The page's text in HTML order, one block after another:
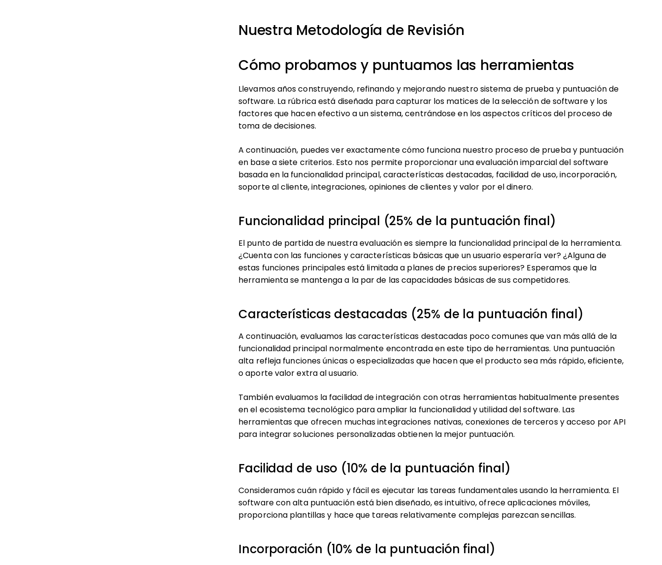
Nuestra Metodología de Revisión
Cómo probamos y puntuamos las herramientas
Llevamos años construyendo, refinando y mejorando nuestro sistema de prueba y puntuación de
software. La rúbrica está diseñada para capturar los matices de la selección de software y los
factores que hacen efectivo a un sistema, centrándose en los aspectos críticos del proceso de
toma de decisiones.
A continuación, puedes ver exactamente cómo funciona nuestro proceso de prueba y puntuación
en base a siete criterios. Esto nos permite proporcionar una evaluación imparcial del software
basada en la funcionalidad principal, características destacadas, facilidad de uso, incorporación,
soporte al cliente, integraciones, opiniones de clientes y valor por el dinero.
Funcionalidad principal (25% de la puntuación final)
El punto de partida de nuestra evaluación es siempre la funcionalidad principal de la herramienta.
¿Cuenta con las funciones y características básicas que un usuario esperaría ver? ¿Alguna de
estas funciones principales está limitada a planes de precios superiores? Esperamos que la
herramienta se mantenga a la par de las capacidades básicas de sus competidores.
Características destacadas (25% de la puntuación final)
A continuación, evaluamos las características destacadas poco comunes que van más allá de la
funcionalidad principal normalmente encontrada en este tipo de herramientas. Una puntuación
alta refleja funciones únicas o especializadas que hacen que el producto sea más rápido, eficiente,
o aporte valor extra al usuario.
También evaluamos la facilidad de integración con otras herramientas habitualmente presentes
en el ecosistema tecnológico para ampliar la funcionalidad y utilidad del software. Las
herramientas que ofrecen muchas integraciones nativas, conexiones de terceros y acceso por API
para integrar soluciones personalizadas obtienen la mejor puntuación.
Facilidad de uso (10% de la puntuación final)
Consideramos cuán rápido y fácil es ejecutar las tareas fundamentales usando la herramienta. El
software con alta puntuación está bien diseñado, es intuitivo, ofrece aplicaciones móviles,
proporciona plantillas y hace que tareas relativamente complejas parezcan sencillas.
Incorporación (10% de la puntuación final)